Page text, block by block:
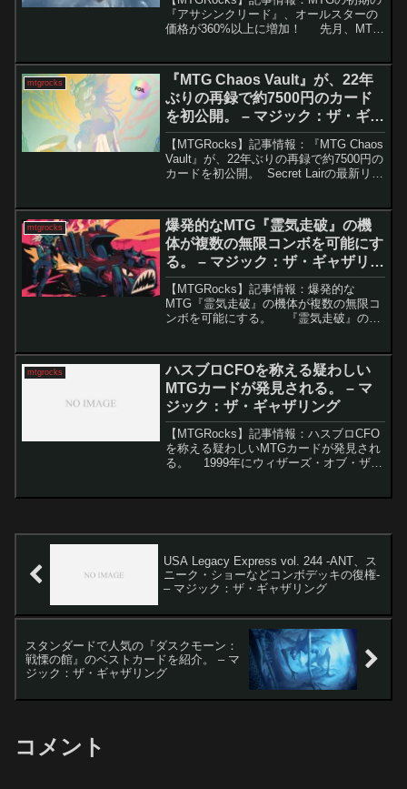
『アサシンクリード』、オールスターの
価格が360%以上に増加！ 先月、MTG
せんでした。価格設定の高騰、カードの
質の...
mtgrocks
『MTG Chaos Vault』が、22年
ぶりの再録で約7500円のカード
を初公開。 – マジック：ザ・ギャ
ザリング
【MTGRocks】記事情報：『MTG Chaos
Vault』が、22年ぶりの再録で約7500円の
カードを初公開。 Secret Lairの最新リリ
mtgrocks
爆発的なMTG『霊気走破』の機
体が複数の無限コンボを可能にす
る。 – マジック：ザ・ギャザリン
グ
【MTGRocks】記事情報：爆発的な
MTG『霊気走破』の機体が複数の無限コ
ンボを可能にする。 『霊気走破』の新
に、無限マナのループを可能にする設計
になっており、...
mtgrocks
ハスブロCFOを称える疑わしい
MTGカードが発見される。 – マ
ジック：ザ・ギャザリング
【MTGRocks】記事情報：ハスブロCFO
を称える疑わしいMTGカードが発見され
る。 1999年にウィザーズ・オブ・ザ・
USA Legacy Express vol. 244 -ANT、ス
ニーク・ショーなどコンボデッキの復権-
– マジック：ザ・ギャザリング
スタンダードで人気の『ダスクモーン：
戦慄の館』のベストカードを紹介。 – マ
ジック：ザ・ギャザリング
コメント